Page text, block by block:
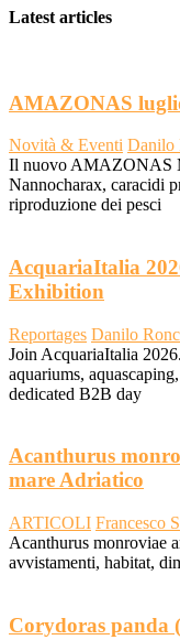
Latest articles
AMAZONAS
Novità & Eventi Danilo
Il nuovo AMAZONAS
Nannocharax, caracidi
riproduzione dei pesci
AcquariaItalia
Exhibition
Reportages Danilo
Join AcquariaItalia
aquariums,
dedicated B2B day
Acanthurus
mare Adriatico
ARTICOLI Francesco
Acanthurus monroviae
avvistamenti, habitat,
Corydoras panda